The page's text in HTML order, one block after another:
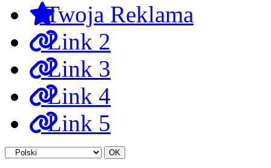
Twoja Reklama
Link 2
Link 3
Link 4
Link 5